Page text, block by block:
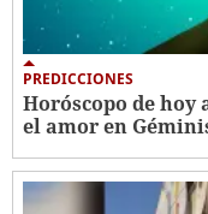
PREDICCIONES
Horóscopo de hoy
el amor en